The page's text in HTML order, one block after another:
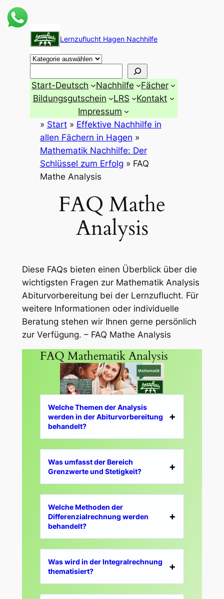
Zum
springen
Lernzuflucht Hagen Nachhilfe
Start-Deutsch Nachhilfe
Fächer
Bildungsgutschein
LRS
Kontakt
Impressum
» Start» Effektive Nachhilfe in
allen Fächern in Hagen »
Mathematik Nachhilfe: Der
Schlüssel zum Erfolg » FAQ
Mathe Analysis
FAQ Mathe
Analysis
Diese FAQs bieten einen Überblick über die
wichtigsten Fragen zur Mathematik Analysis
Abiturvorbereitung bei der Lernzuflucht. Für
weitere Informationen oder individuelle
Beratung stehen wir Ihnen gerne persönlich
zur Verfügung. – FAQ Mathe Analysis
FAQ Mathematik Analysis
Welche Themen der Analysis
werden in der Abiturvorbereitung
behandelt?
Was umfasst der Bereich
Grenzwerte und Stetigkeit?
Welche Methoden der
Differenzialrechnung werden
behandelt?
Was wird in der Integralrechnung
thematisiert?